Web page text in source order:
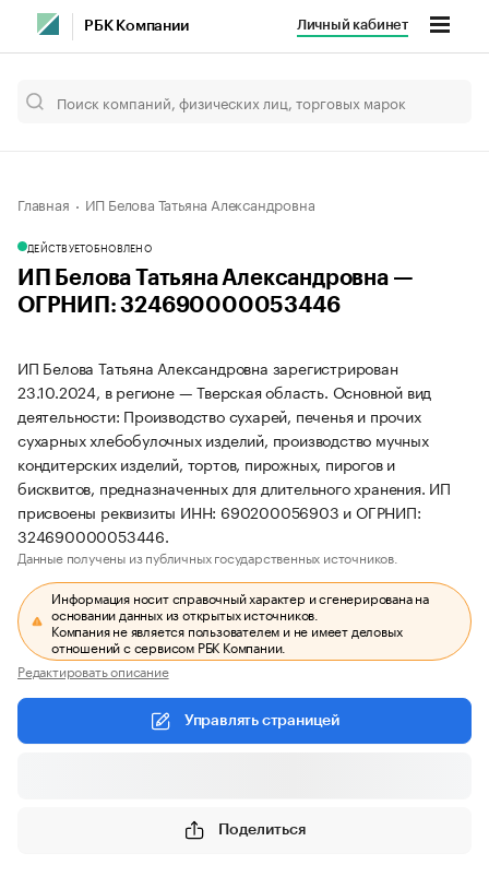
РБК Компании Личный кабинет
Главная ИП Белова Татьяна Александровна
ДЕЙСТВУЕТОБНОВЛЕНО
ИП Белова Татьяна Александровна —
ОГРНИП: 324690000053446
ИП Белова Татьяна Александровна зарегистрирован
23.10.2024, в регионе — Тверская область. Основной вид
деятельности: Производство сухарей, печенья и прочих
сухарных хлебобулочных изделий, производство мучных
кондитерских изделий, тортов, пирожных, пирогов и
бисквитов, предназначенных для длительного хранения. ИП
присвоены реквизиты ИНН: 690200056903 и ОГРНИП:
324690000053446.
Данные получены из публичных государственных источников.
Информация носит справочный характер и сгенерирована на
основании данных из открытых источников.
Компания не является пользователем и не имеет деловых
отношений с сервисом РБК Компании.
Редактировать описание
Управлять страницей
Поделиться